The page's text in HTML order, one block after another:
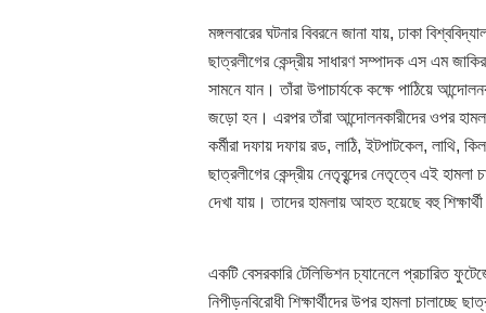
মঙ্গলবারের ঘটনার বিবরনে জানা যায়, ঢাকা
ছাত্রলীগের কেন্দ্রীয় সাধারণ সম্পাদক এস এম
সামনে যান। তাঁরা উপাচার্যকে কক্ষে পাঠিয়ে
জড়ো হন। এরপর তাঁরা আন্দোলনকারীদের ওপর হামলা
কর্মীরা দফায় দফায় রড, লাঠি, ইটপাটকেল, লাথি,
ছাত্রলীগের কেন্দ্রীয় নেতৃবৃন্দের নেতৃত্বে এই
দেখা যায়। তাদের হামলায় আহত হয়েছে বহু
একটি বেসরকারি টেলিভিশন চ্যানেলে প্রচারিত
নিপীড়নবিরোধী শিক্ষার্থীদের উপর হামলা